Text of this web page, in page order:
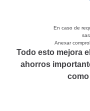
En caso de
Anexar
Todo esto mejora
ahorros
como